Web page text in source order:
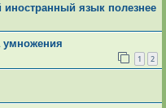
язык полезнее
умножения
1 2